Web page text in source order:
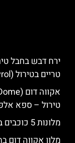
ירח דבש בחבל
טריים בטירול (Tyrol)
טירול – ספא
מלונות 5 כוכבים בחבל טירול